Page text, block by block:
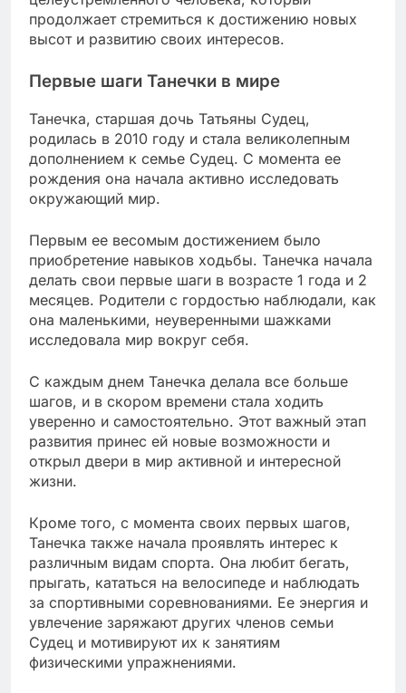
продолжает стремиться к достижению новых
высот и развитию своих интересов.
Первые шаги Танечки в мире
Танечка, старшая дочь Татьяны Судец,
родилась в 2010 году и стала великолепным
дополнением к семье Судец. С момента ее
рождения она начала активно исследовать
окружающий мир.
Первым ее весомым достижением было
приобретение навыков ходьбы. Танечка начала
делать свои первые шаги в возрасте 1 года и 2
месяцев. Родители с гордостью наблюдали, как
она маленькими, неуверенными шажками
исследовала мир вокруг себя.
С каждым днем Танечка делала все больше
шагов, и в скором времени стала ходить
уверенно и самостоятельно. Этот важный этап
развития принес ей новые возможности и
открыл двери в мир активной и интересной
жизни.
Кроме того, с момента своих первых шагов,
Танечка также начала проявлять интерес к
различным видам спорта. Она любит бегать,
прыгать, кататься на велосипеде и наблюдать
за спортивными соревнованиями. Ее энергия и
увлечение заряжают других членов семьи
Судец и мотивируют их к занятиям
физическими упражнениями.